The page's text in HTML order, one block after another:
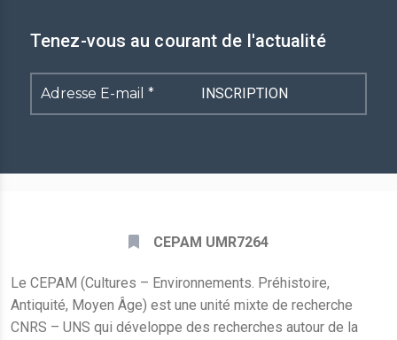
Tenez-vous au courant de l'actualité
Adresse
E-
CEPAM UMR7264
Le CEPAM (Cultures – Environnements. Préhistoire,
Antiquité, Moyen Âge) est une unité mixte de recherche
CNRS – UNS qui développe des recherches autour de la